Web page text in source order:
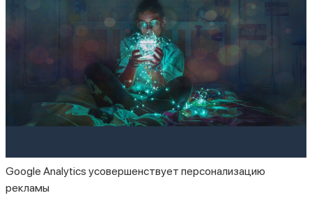
Google Analytics усовершенствует персонализацию
рекламы